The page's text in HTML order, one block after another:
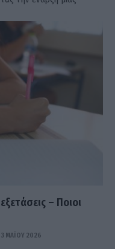
– Ποιοι
3 ΜΑΪ́ΟΥ 2026